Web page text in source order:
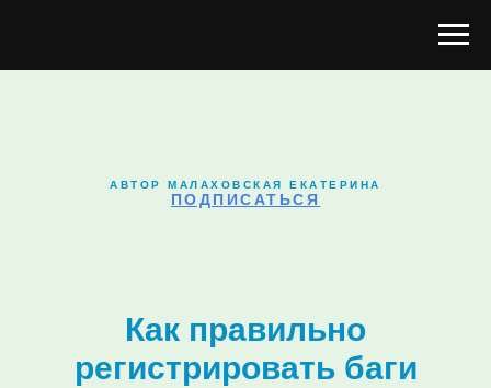
АВТОР МАЛАХОВСКАЯ ЕКАТЕРИНА
ПОДПИСАТЬСЯ
Как правильно
регистрировать баги